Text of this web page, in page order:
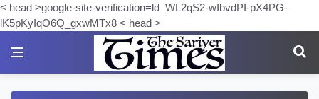
< head >google-site-verification=ld_WL2qS2-wIbvdPI-pX4PG-
lK5pKyIqO6Q_gxwMTx8 < head >